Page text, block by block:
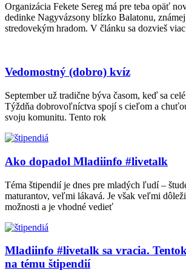
Organizácia Fekete Sereg má pre teba opäť
dedinke Nagyvázsony blízko Balatonu,
stredovekým hradom. V článku sa dozvieš viac
Vedomostný (dobro) kvíz
September už tradične býva časom, keď sa
Týždňa dobrovoľníctva spojí s cieľom a
svoju komunitu. Tento rok
Ako dopadol Mladiinfo #livetalk
Téma štipendií je dnes pre mladých ľudí –
maturantov, veľmi lákavá. Je však veľmi
možnosti a je vhodné vedieť
Mladiinfo #livetalk sa vracia.
na tému štipendií